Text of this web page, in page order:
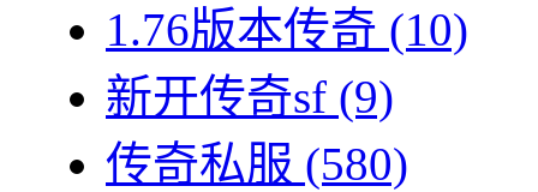
1.76版本传奇 (10)
新开传奇sf (9)
传奇私服 (580)